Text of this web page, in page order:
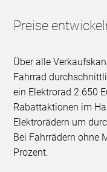
Preise
Über alle
Fahrrad
ein Elektrorad 2.650
Rabattaktionen im
Elektrorädern um
Bei Fahrrädern ohne
Prozent.